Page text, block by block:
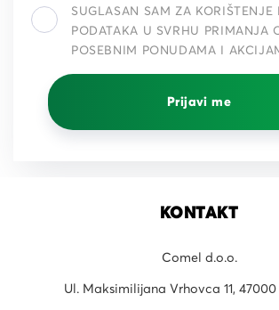
SUGLASAN SAM ZA KORIŠTENJE
PODATAKA U SVRHU PRIMANJA
POSEBNIM PONUDAMA I
Prijavi me
KONTAKT
Comel d.o.o.
Ul. Maksimilijana Vrhovca 11,